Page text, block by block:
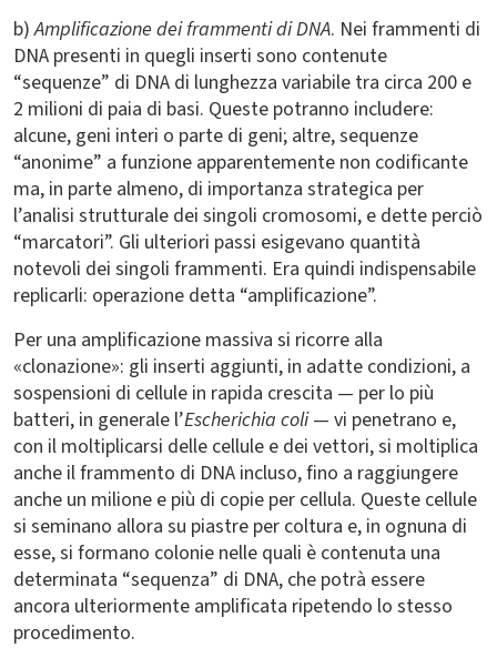
b)Amplificazione dei frammenti di DNA. Nei frammenti di
DNA presenti in quegli inserti sono contenute
“sequenze” di DNA di lunghezza variabile tra circa 200 e
2 milioni di paia di basi. Queste potranno includere:
alcune, geni interi o parte di geni; altre, sequenze
“anonime” a funzione apparentemente non codificante
ma, in parte almeno, di importanza strategica per
l’analisi strutturale dei singoli cromosomi, e dette perciò
“marcatori”. Gli ulteriori passi esigevano quantità
notevoli dei singoli frammenti. Era quindi indispensabile
replicarli: operazione detta “amplificazione”.
Per una amplificazione massiva si ricorre alla
«clonazione»: gli inserti aggiunti, in adatte condizioni, a
sospensioni di cellule in rapida crescita — per lo più
batteri, in generale l’Escherichia coli— vi penetrano e,
con il moltiplicarsi delle cellule e dei vettori, si moltiplica
anche il frammento di DNA incluso, fino a raggiungere
anche un milione e più di copie per cellula. Queste cellule
si seminano allora su piastre per coltura e, in ognuna di
esse, si formano colonie nelle quali è contenuta una
determinata “sequenza” di DNA, che potrà essere
ancora ulteriormente amplificata ripetendo lo stesso
procedimento.